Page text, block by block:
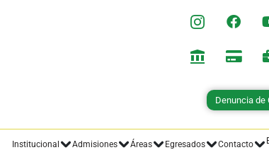
Denuncia de
Institucional Admisiones Áreas Egresados Contacto